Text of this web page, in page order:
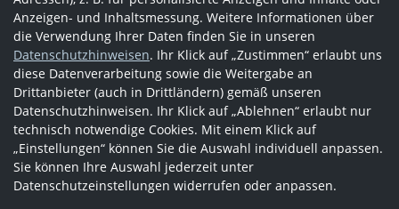
Anzeigen- und Inhaltsmessung. Weitere Informationen über
die Verwendung Ihrer Daten finden Sie in unseren
Datenschutzhinweisen. Ihr Klick auf „Zustimmen“ erlaubt uns
diese Datenverarbeitung sowie die Weitergabe an
Drittanbieter (auch in Drittländern) gemäß unseren
Datenschutzhinweisen. Ihr Klick auf „Ablehnen“ erlaubt nur
technisch notwendige Cookies. Mit einem Klick auf
„Einstellungen“ können Sie die Auswahl individuell anpassen.
Sie können Ihre Auswahl jederzeit unter
Datenschutzeinstellungen widerrufen oder anpassen.